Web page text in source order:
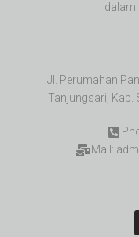
dalam
Jl. Perumahan
Tanjungsari, Kab.
Mail: